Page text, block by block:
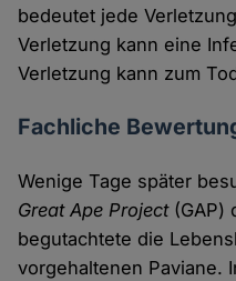
bedeutet jede
Verletzung kann eine
Verletzung kann zum
Fachliche
Wenige Tage später
Great Ape Project(GAP)
begutachtete die
vorgehaltenen Paviane.